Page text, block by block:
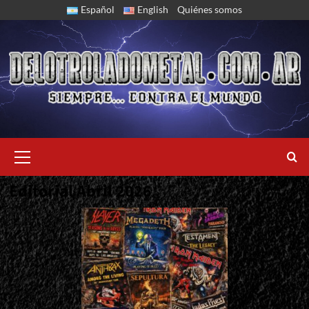
Español English Quiénes somos
Menu
Editorial Abril 2026